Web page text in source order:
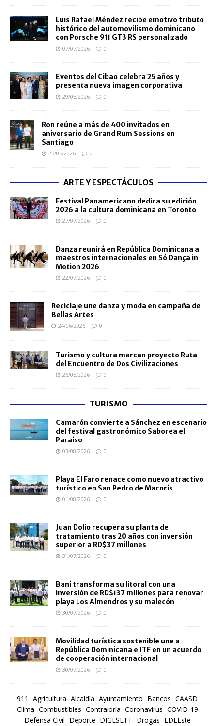
Luis Rafael Méndez recibe emotivo tributo
histórico del automovilismo dominicano
con Porsche 911 GT3 RS personalizado
07/07/2026 0
Eventos del Cibao celebra 25 años y
presenta nueva imagen corporativa
29/05/2026 0
Ron reúne a más de 400 invitados en
aniversario de Grand Rum Sessions en
Santiago
25/05/2026 0
ARTE Y ESPECTÁCULOS
Festival Panamericano dedica su edición
2026 a la cultura dominicana en Toronto
27/07/2026 0
Danza reunirá en República Dominicana a
maestros internacionales en Só Dança in
Motion 2026
22/07/2026 0
Reciclaje une danza y moda en campaña de
Bellas Artes
24/06/2026 0
Turismo y cultura marcan proyecto Ruta
del Encuentro de Dos Civilizaciones
26/05/2026 0
TURISMO
Camarón convierte a Sánchez en escenario
del festival gastronómico Saborea el
Paraíso
03/08/2026 0
Playa El Faro renace como nuevo atractivo
turístico en San Pedro de Macorís
01/08/2026 0
Juan Dolio recupera su planta de
tratamiento tras 20 años con inversión
superior a RD$37 millones
31/07/2026 0
Baní transforma su litoral con una
inversión de RD$137 millones para renovar
playa Los Almendros y su malecón
30/07/2026 0
Movilidad turística sostenible une a
República Dominicana e ITF en un acuerdo
de cooperación internacional
30/07/2026 0
911 Agricultura Alcaldía Ayuntamiento Bancos CAASD
Clima Combustibles Contraloría Coronavirus COVID-19
Defensa Civil Deporte DIGESETT Drogas EDEEste